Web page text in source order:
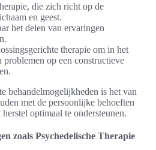
die zich richt op de
en geest.
het delen van ervaringen
therapie om in het
problemen op een constructieve
behandelmogelijkheden is het van
met de persoonlijke behoeften
optimaal te ondersteunen.
zoals Psychedelische Therapie